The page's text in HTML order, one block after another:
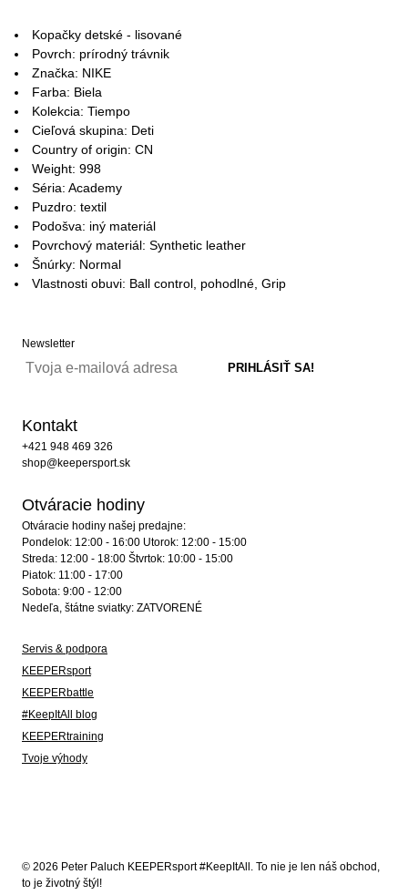
Kopačky detské - lisované
Povrch: prírodný trávnik
Značka: NIKE
Farba: Biela
Kolekcia: Tiempo
Cieľová skupina: Deti
Country of origin: CN
Weight: 998
Séria: Academy
Puzdro: textil
Podošva: iný materiál
Povrchový materiál: Synthetic leather
Šnúrky: Normal
Vlastnosti obuvi: Ball control, pohodlné, Grip
Newsletter
Kontakt
+421 948 469 326
shop@keepersport.sk
Otváracie hodiny
Otváracie hodiny našej predajne:
Pondelok: 12:00 - 16:00 Utorok: 12:00 - 15:00
Streda: 12:00 - 18:00 Štvrtok: 10:00 - 15:00
Piatok: 11:00 - 17:00
Sobota: 9:00 - 12:00
Nedeľa, štátne sviatky: ZATVORENÉ
Servis & podpora
KEEPERsport
KEEPERbattle
#KeepItAll blog
KEEPERtraining
Tvoje výhody
© 2026 Peter Paluch KEEPERsport #KeepItAll. To nie je len náš obchod,
to je životný štýl!